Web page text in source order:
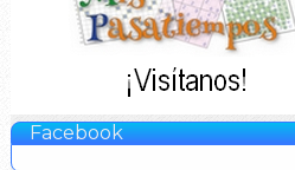
Facebook